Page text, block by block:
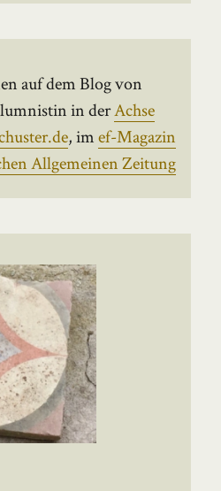
auf dem Blog von
in derAchse
, imef-Magazin
Allgemeinen Zeitung